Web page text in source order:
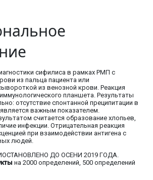
сифилиса в рамках РМП с
из пальца пациента или
из венозной крови. Реакция
планшета. Результаты
отсутствие спонтанной преципитации в
важным показателем.
считается образование хлопьев,
инфекции. Отрицательная реакция
при взаимодействии антигена с
людей.
ДО ОСЕНИ 2019 ГОДА.
на 2000 определений, 500 определений